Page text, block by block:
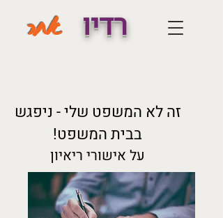
רדיו אחר
זה לא המשפט שלי - ניפגש
בבית המשפט!
על אישורי ריאיון